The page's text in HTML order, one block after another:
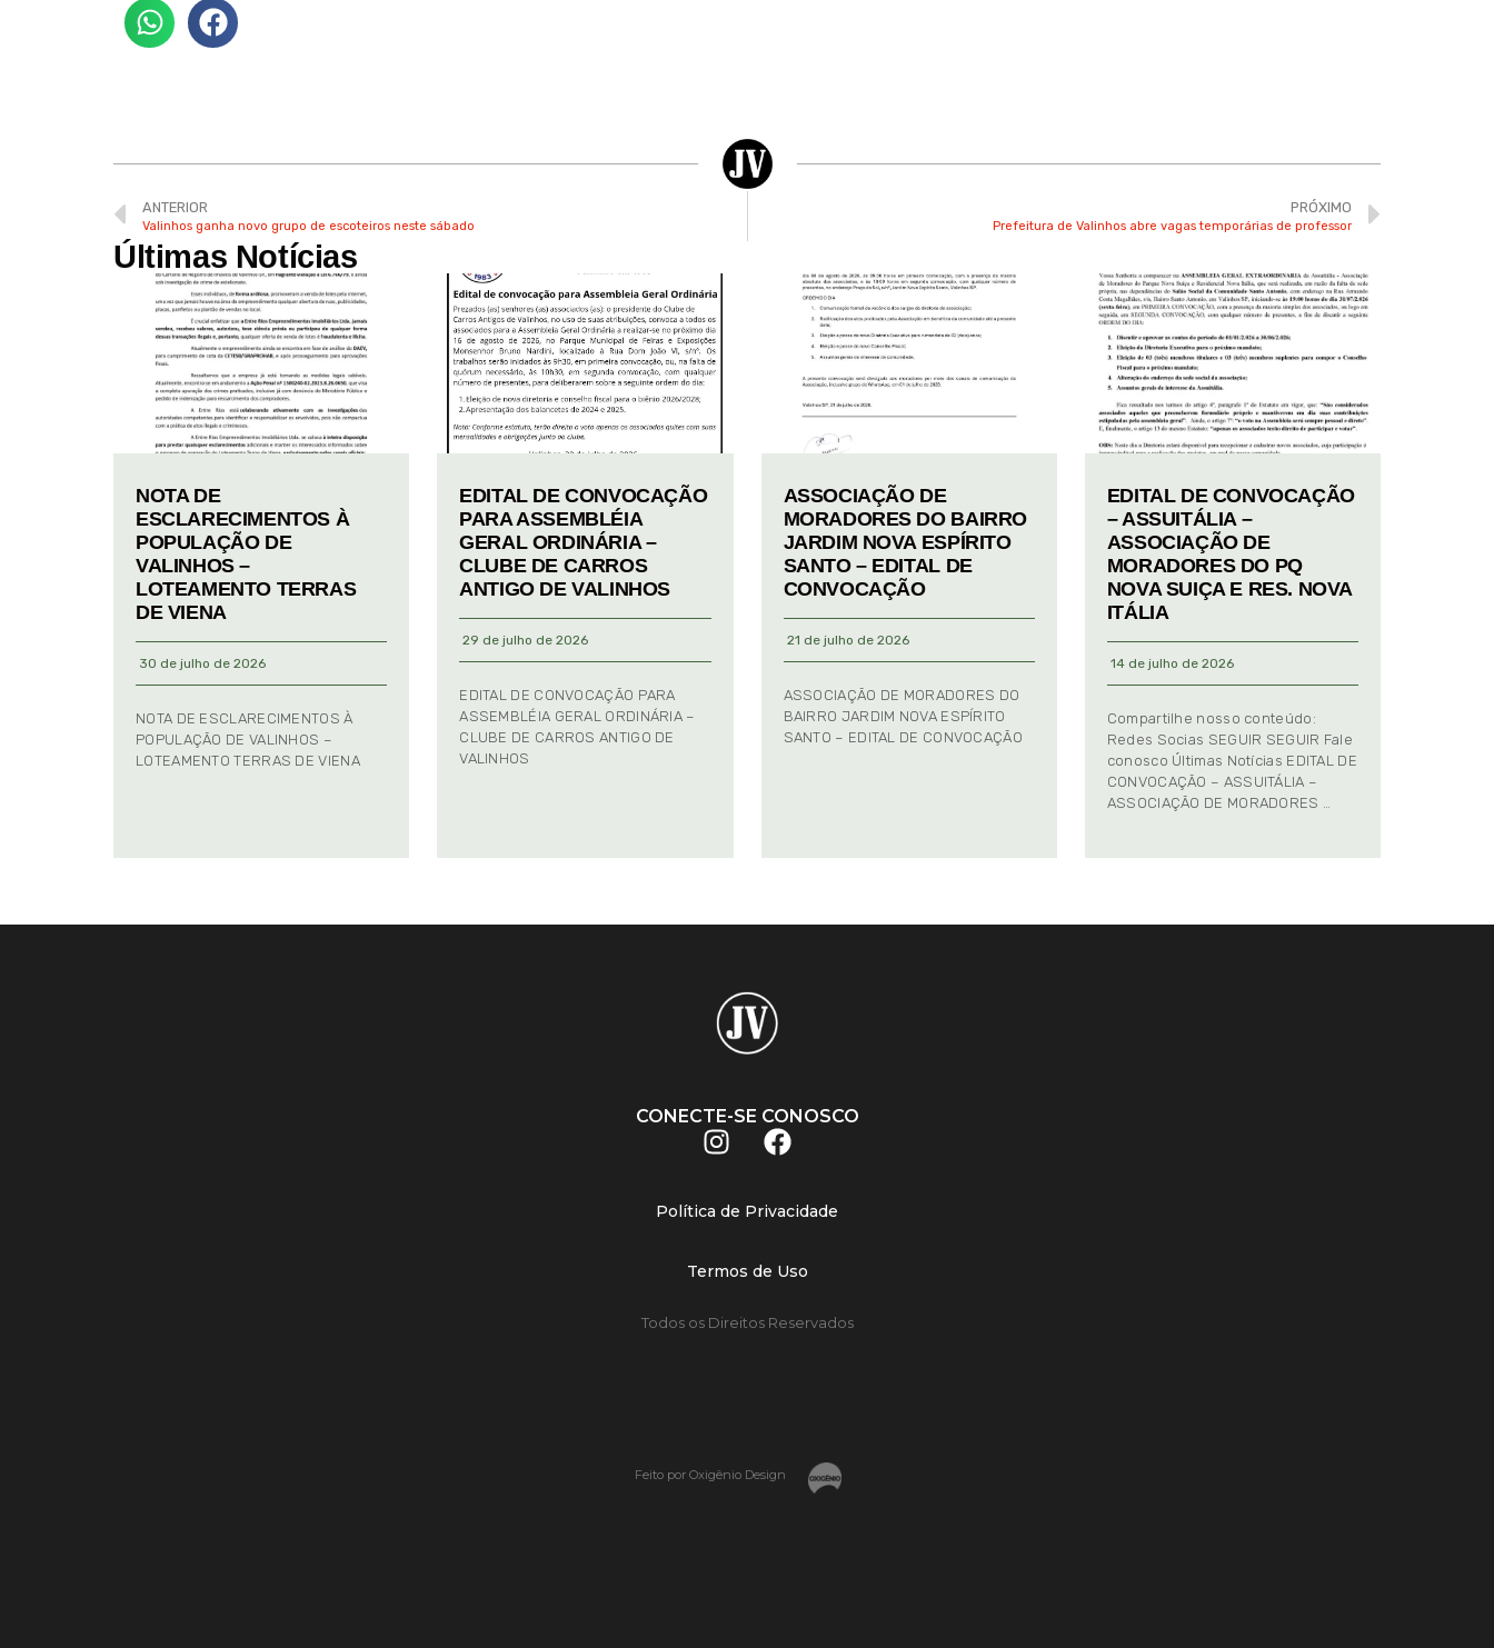
ANTERIOR
Valinhos ganha novo grupo de escoteiros neste sábado
PRÓXIMO
Prefeitura de Valinhos abre vagas temporárias de professor
Últimas Notícias
NOTA DE
ESCLARECIMENTOS À
POPULAÇÃO DE
VALINHOS –
LOTEAMENTO TERRAS
DE VIENA
30 de julho de 2026
NOTA DE ESCLARECIMENTOS À
POPULAÇÃO DE VALINHOS –
LOTEAMENTO TERRAS DE VIENA
EDITAL DE CONVOCAÇÃO
PARA ASSEMBLÉIA
GERAL ORDINÁRIA –
CLUBE DE CARROS
ANTIGO DE VALINHOS
29 de julho de 2026
EDITAL DE CONVOCAÇÃO PARA
ASSEMBLÉIA GERAL ORDINÁRIA –
CLUBE DE CARROS ANTIGO DE
VALINHOS
ASSOCIAÇÃO DE
MORADORES DO BAIRRO
JARDIM NOVA ESPÍRITO
SANTO – EDITAL DE
CONVOCAÇÃO
21 de julho de 2026
ASSOCIAÇÃO DE MORADORES DO
BAIRRO JARDIM NOVA ESPÍRITO
SANTO – EDITAL DE CONVOCAÇÃO
EDITAL DE CONVOCAÇÃO
– ASSUITÁLIA –
ASSOCIAÇÃO DE
MORADORES DO PQ
NOVA SUIÇA E RES. NOVA
ITÁLIA
14 de julho de 2026
Compartilhe nosso conteúdo:
Redes Socias SEGUIR SEGUIR Fale
conosco Últimas Notícias EDITAL DE
CONVOCAÇÃO – ASSUITÁLIA –
ASSOCIAÇÃO DE MORADORES …
CONECTE-SE CONOSCO
Política de Privacidade
Termos de Uso
Todos os Direitos Reservados
Feito por Oxigênio Design